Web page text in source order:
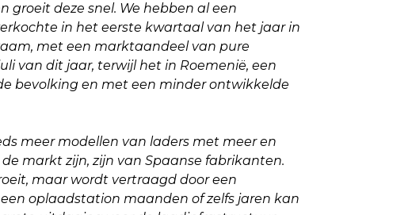
groeit deze snel. We hebben al een
in het eerste kwartaal van het jaar in
met een marktaandeel van pure
van dit jaar, terwijl het in Roemenië, een
bevolking en met een minder ontwikkelde
meer modellen van laders met meer en
markt zijn, zijn van Spaanse fabrikanten.
maar wordt vertraagd door een
oplaadstation maanden of zelfs jaren kan